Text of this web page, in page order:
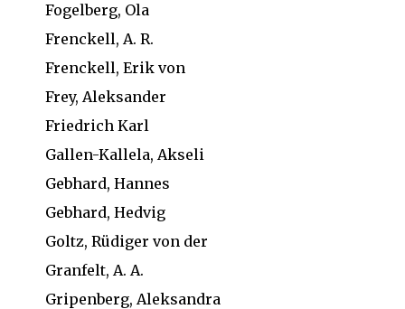
Fogelberg, Ola
Frenckell, A. R.
Frenckell, Erik von
Frey, Aleksander
Friedrich Karl
Gallen-Kallela, Akseli
Gebhard, Hannes
Gebhard, Hedvig
Goltz, Rüdiger von der
Granfelt, A. A.
Gripenberg, Aleksandra